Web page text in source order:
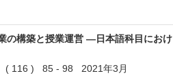
の構築と授業運営 —日本語科目にお
( 116 ) 85 - 98 2021年3月